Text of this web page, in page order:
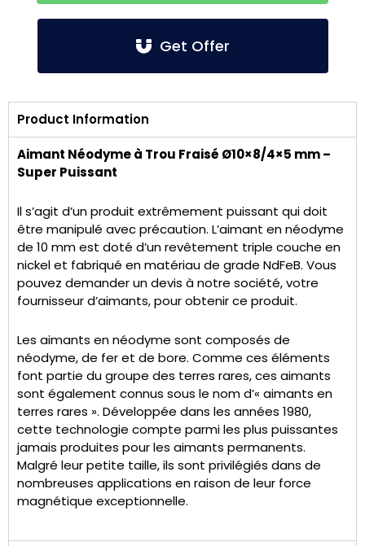
Get Offer
Product Information
Aimant Néodyme à Trou Fraisé Ø10×8/4×5 mm –
Super Puissant
Il s’agit d’un produit extrêmement puissant qui doit
être manipulé avec précaution. L’aimant en néodyme
de 10 mm est doté d’un revêtement triple couche en
nickel et fabriqué en matériau de grade NdFeB. Vous
pouvez demander un devis à notre société, votre
fournisseur d’aimants, pour obtenir ce produit.
Les aimants en néodyme sont composés de
néodyme, de fer et de bore. Comme ces éléments
font partie du groupe des terres rares, ces aimants
sont également connus sous le nom d’« aimants en
terres rares ». Développée dans les années 1980,
cette technologie compte parmi les plus puissantes
jamais produites pour les aimants permanents.
Malgré leur petite taille, ils sont privilégiés dans de
nombreuses applications en raison de leur force
magnétique exceptionnelle.